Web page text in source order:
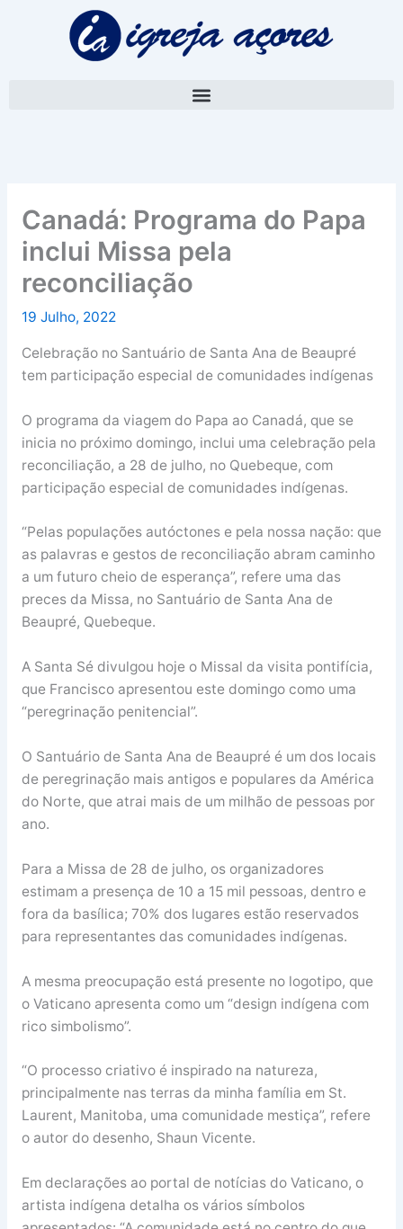
Canadá: Programa do Papa
inclui Missa pela
reconciliação
19 Julho, 2022
Celebração no Santuário de Santa Ana de Beaupré
tem participação especial de comunidades indígenas
O programa da viagem do Papa ao Canadá, que se
inicia no próximo domingo, inclui uma celebração pela
reconciliação, a 28 de julho, no Quebeque, com
participação especial de comunidades indígenas.
“Pelas populações autóctones e pela nossa nação: que
as palavras e gestos de reconciliação abram caminho
a um futuro cheio de esperança”, refere uma das
preces da Missa, no Santuário de Santa Ana de
Beaupré, Quebeque.
A Santa Sé divulgou hoje o Missal da visita pontifícia,
que Francisco apresentou este domingo como uma
“peregrinação penitencial”.
O Santuário de Santa Ana de Beaupré é um dos locais
de peregrinação mais antigos e populares da América
do Norte, que atrai mais de um milhão de pessoas por
ano.
Para a Missa de 28 de julho, os organizadores
estimam a presença de 10 a 15 mil pessoas, dentro e
fora da basílica; 70% dos lugares estão reservados
para representantes das comunidades indígenas.
A mesma preocupação está presente no logotipo, que
o Vaticano apresenta como um “design indígena com
rico simbolismo”.
“O processo criativo é inspirado na natureza,
principalmente nas terras da minha família em St.
Laurent, Manitoba, uma comunidade mestiça”, refere
o autor do desenho, Shaun Vicente.
Em declarações ao portal de notícias do Vaticano, o
artista indígena detalha os vários símbolos